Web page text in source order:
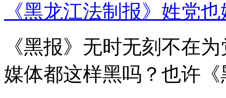
《黑龙江法制报》姓党
《黑报》无时无刻不在
媒体都这样黑吗？也许